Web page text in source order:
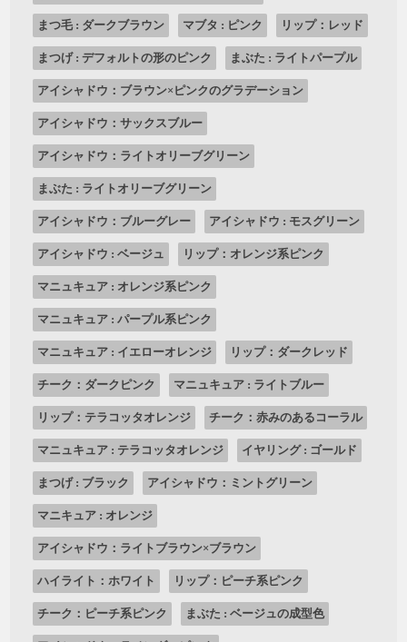
まつ毛 : ダークブラウン マブタ : ピンク リップ：レッド
まつげ : デフォルトの形のピンク まぶた : ライトパープル
アイシャドウ：ブラウン×ピンクのグラデーション
アイシャドウ：サックスブルー
アイシャドウ：ライトオリーブグリーン
まぶた : ライトオリーブグリーン
アイシャドウ：ブルーグレー アイシャドウ : モスグリーン
アイシャドウ : ベージュ リップ：オレンジ系ピンク
マニュキュア : オレンジ系ピンク
マニュキュア : パープル系ピンク
マニュキュア : イエローオレンジ リップ：ダークレッド
チーク：ダークピンク マニュキュア : ライトブルー
リップ：テラコッタオレンジ チーク：赤みのあるコーラル
マニュキュア : テラコッタオレンジ イヤリング : ゴールド
まつげ : ブラック アイシャドウ：ミントグリーン
マニキュア : オレンジ
アイシャドウ：ライトブラウン×ブラウン
ハイライト：ホワイト リップ：ピーチ系ピンク
チーク：ピーチ系ピンク まぶた : ベージュの成型色